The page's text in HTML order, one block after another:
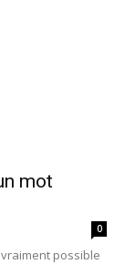
mot
0
possible